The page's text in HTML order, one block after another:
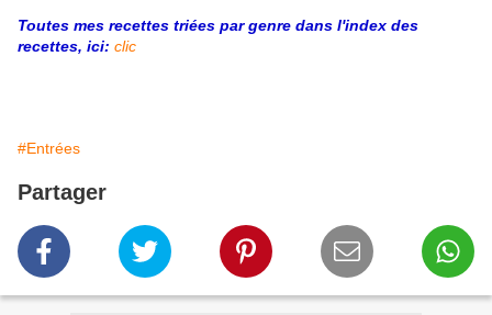
Toutes mes recettes triées par genre dans l'index des
recettes, ici: clic
#Entrées
Partager